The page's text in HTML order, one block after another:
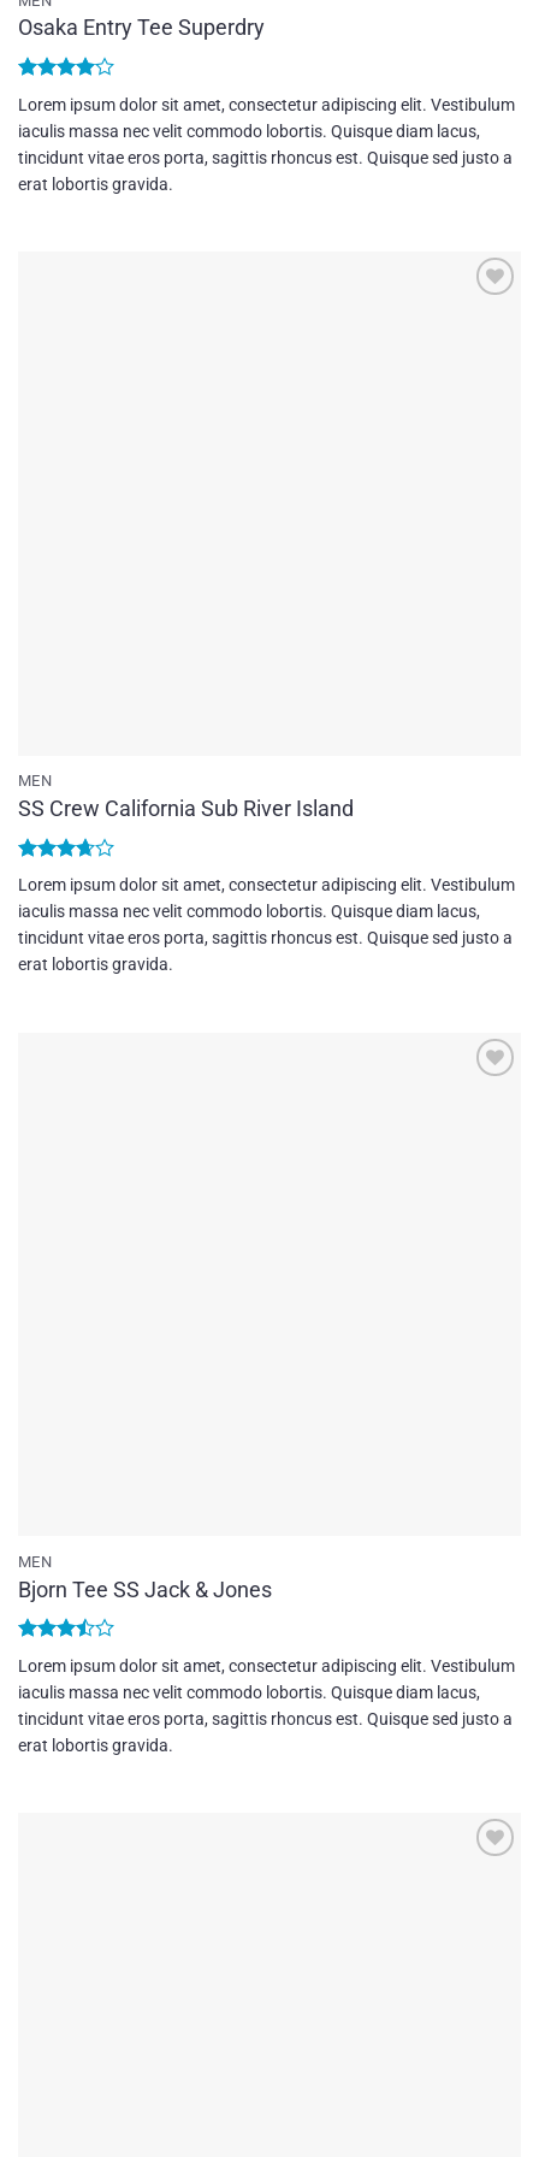
Osaka Entry Tee Superdry
Bewertet
mit4
von 5
Lorem ipsum dolor sit amet, consectetur adipiscing elit. Vestibulum
iaculis massa nec velit commodo lobortis. Quisque diam lacus,
tincidunt vitae eros porta, sagittis rhoncus est. Quisque sed justo a
erat lobortis gravida.
MEN
SS Crew California Sub River Island
Bewertet
mit3.67
von 5
Lorem ipsum dolor sit amet, consectetur adipiscing elit. Vestibulum
iaculis massa nec velit commodo lobortis. Quisque diam lacus,
tincidunt vitae eros porta, sagittis rhoncus est. Quisque sed justo a
erat lobortis gravida.
MEN
Bjorn Tee SS Jack & Jones
Bewertet
mit3.5
von 5
Lorem ipsum dolor sit amet, consectetur adipiscing elit. Vestibulum
iaculis massa nec velit commodo lobortis. Quisque diam lacus,
tincidunt vitae eros porta, sagittis rhoncus est. Quisque sed justo a
erat lobortis gravida.